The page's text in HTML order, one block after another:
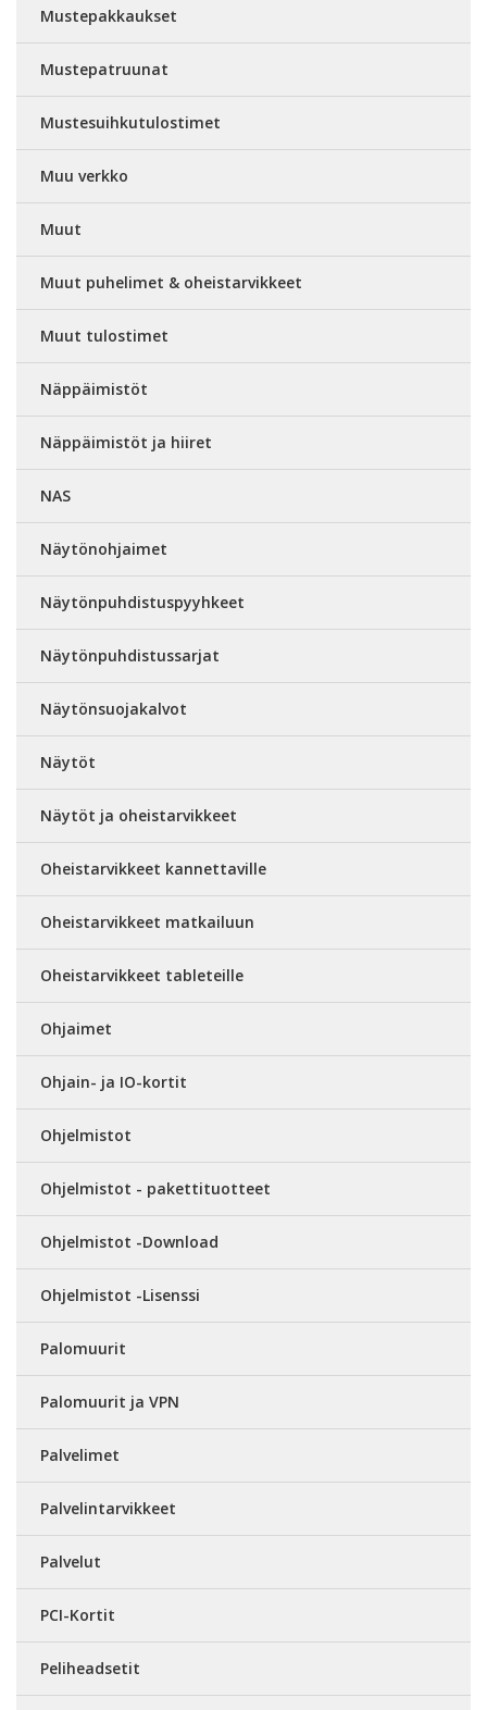
Mustepakkaukset
Mustepatruunat
Mustesuihkutulostimet
Muu verkko
Muut
Muut puhelimet & oheistarvikkeet
Muut tulostimet
Näppäimistöt
Näppäimistöt ja hiiret
NAS
Näytönohjaimet
Näytönpuhdistuspyyhkeet
Näytönpuhdistussarjat
Näytönsuojakalvot
Näytöt
Näytöt ja oheistarvikkeet
Oheistarvikkeet kannettaville
Oheistarvikkeet matkailuun
Oheistarvikkeet tableteille
Ohjaimet
Ohjain- ja IO-kortit
Ohjelmistot
Ohjelmistot - pakettituotteet
Ohjelmistot -Download
Ohjelmistot -Lisenssi
Palomuurit
Palomuurit ja VPN
Palvelimet
Palvelintarvikkeet
Palvelut
PCI-Kortit
Peliheadsetit